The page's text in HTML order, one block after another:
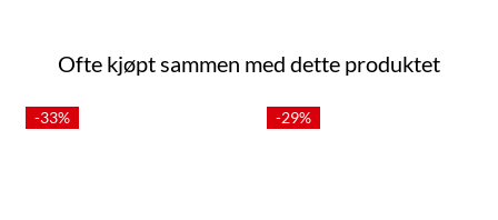
Ofte kjøpt sammen med dette produktet
-33% -29%